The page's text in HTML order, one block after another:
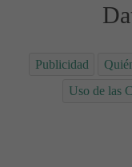
Publicidad
Uso de las